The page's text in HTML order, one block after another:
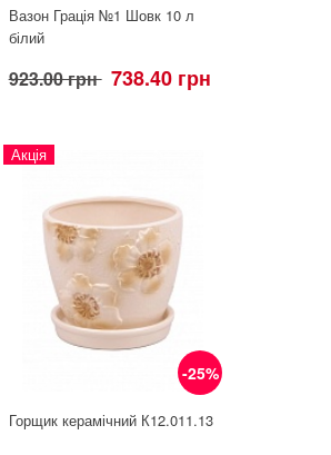
Вазон Грація №1 Шовк 10 л
білий
923.00 грн 738.40 грн
-25%
Акція
Горщик керамічний К12.011.13